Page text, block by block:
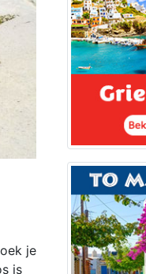
je
is